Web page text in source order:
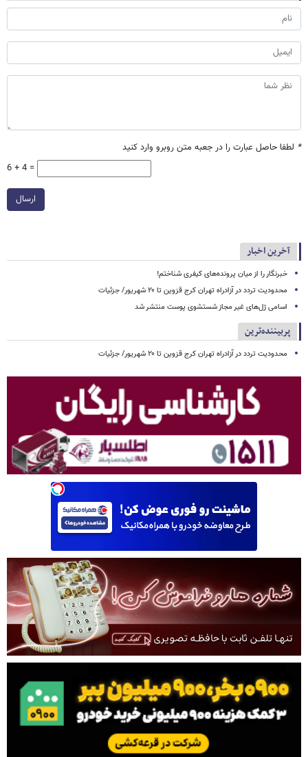
* لطفا حاصل عبارت را در جعبه متن روبرو وارد کنید
6 + 4 =
ارسال
آخرین اخبار
خبرنگار را از میان پرونده‌های کیفری شناختم!
محدودیت تردد در آزادراه تهران کرج قزوین تا ۲۰ شهریور/ جزئیات
اسامی ژل‌های غیر مجاز شستشوی پوست منتشر شد
پربیننده‌ترین
محدودیت تردد در آزادراه تهران کرج قزوین تا ۲۰ شهریور/ جزئیات